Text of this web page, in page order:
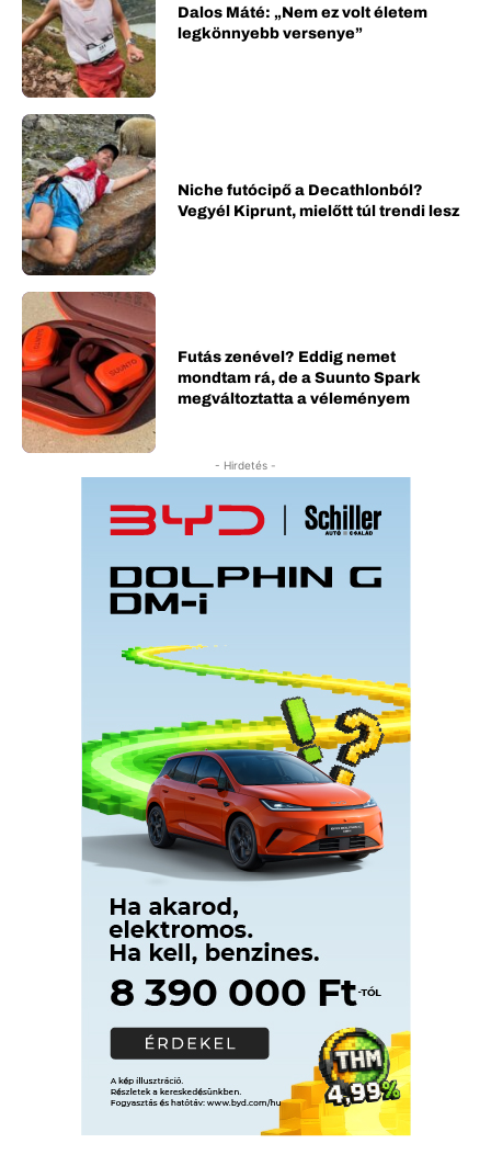
Dalos Máté: „Nem ez volt életem
legkönnyebb versenye”
Niche futócipő a Decathlonból?
Vegyél Kiprunt, mielőtt túl trendi lesz
Futás zenével? Eddig nemet
mondtam rá, de a Suunto Spark
megváltoztatta a véleményem
- Hirdetés -